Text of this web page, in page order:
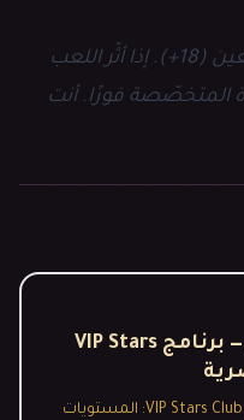
المحتوى التحريري مخصص للبالغين (18+). إذا أثّر اللعب
المتخصّصة فورًا. أنت
888starz تحميل APK — برنامج VIP Stars
888starz تحميل APK وبرنامج VIP Stars Club: المستويات